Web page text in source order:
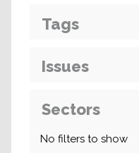
Tags
Issues
Sectors
No filters to show